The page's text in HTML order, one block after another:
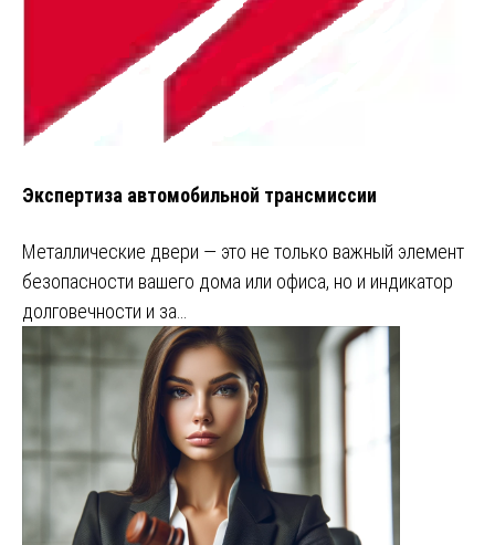
Экспертиза автомобильной трансмиссии
Металлические двери — это не только важный элемент
безопасности вашего дома или офиса, но и индикатор
долговечности и за…